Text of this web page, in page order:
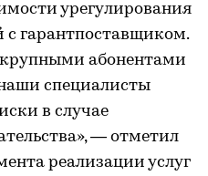
урегулирования
гарантпоставщиком.
крупными абонентами
специалисты
в случае
— отметил
реализации услуг